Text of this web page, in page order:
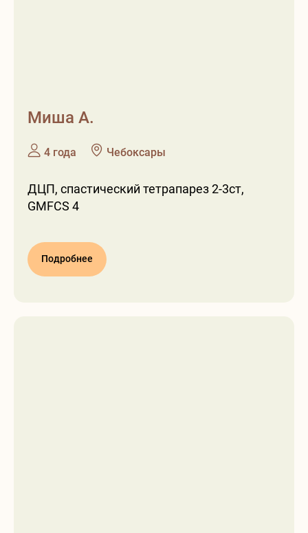
Миша А.
❶ 4 года ❷ Чебоксары
ДЦП, спастический тетрапарез 2-3ст,
GMFCS 4
Подробнее